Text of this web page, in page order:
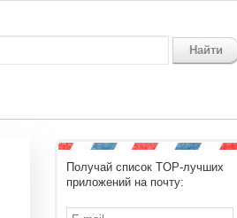
Найти
Получай список TOP-лучших
приложений на почту: